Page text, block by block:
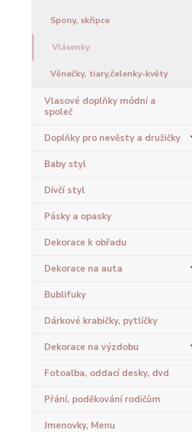
Spony, skřipce
Vlásenky
Věnečky, tiary,čelenky-květy
Vlasové doplňky módní a
společ
Doplňky pro nevěsty a družičky
Baby styl
Dívčí styl
Pásky a opasky
Dekorace k obřadu
Dekorace na auta
Bublifuky
Dárkové krabičky, pytlíčky
Dekorace na výzdobu
Fotoalba, oddací desky, dvd
Přání, poděkování rodičům
Jmenovky, Menu